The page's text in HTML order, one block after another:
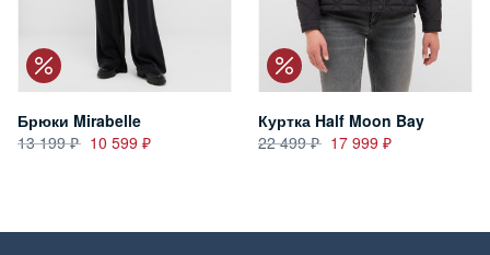
Брюки Mirabelle
13 199
10 599
Куртка Half Moon Bay
22 499
17 999